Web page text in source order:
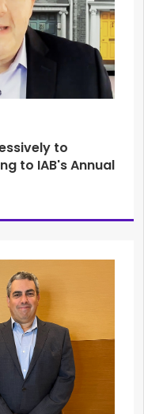
to
to IAB's Annual